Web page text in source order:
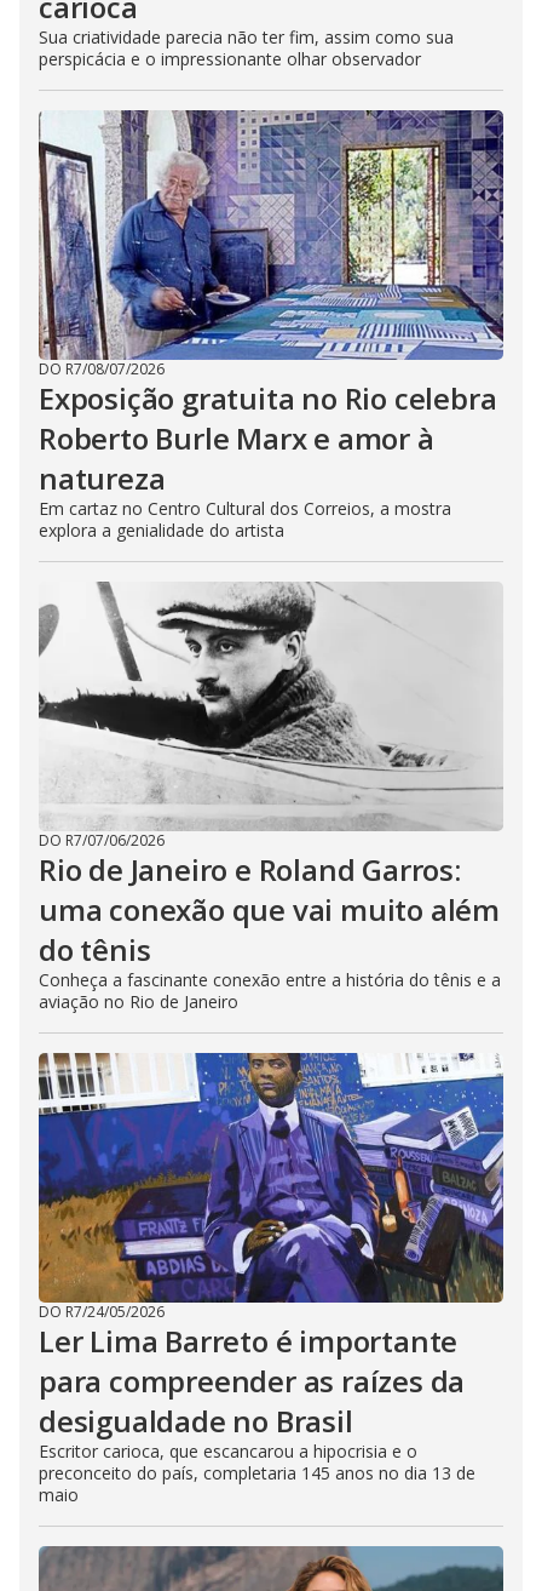
Sua criatividade parecia não ter fim, assim como sua
perspicácia e o impressionante olhar observador
DO R7/08/07/2026
Exposição gratuita no Rio celebra
Roberto Burle Marx e amor à
natureza
Em cartaz no Centro Cultural dos Correios, a mostra
explora a genialidade do artista
DO R7/07/06/2026
Rio de Janeiro e Roland Garros:
uma conexão que vai muito além
do tênis
Conheça a fascinante conexão entre a história do tênis e a
aviação no Rio de Janeiro
DO R7/24/05/2026
Ler Lima Barreto é importante
para compreender as raízes da
desigualdade no Brasil
Escritor carioca, que escancarou a hipocrisia e o
preconceito do país, completaria 145 anos no dia 13 de
maio